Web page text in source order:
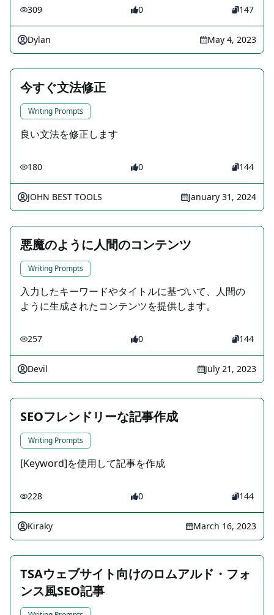
309 0 147
Dylan May 4, 2023
今すぐ文法修正
Writing Prompts
良い文法を修正します
180 0 144
JOHN BEST TOOLS January 31, 2024
悪魔のように人間のコンテンツ
Writing Prompts
入力したキーワードやタイトルに基づいて、人間の
ように生成されたコンテンツを提供します。
257 0 144
Devil July 21, 2023
SEOフレンドリーな記事作成
Writing Prompts
[Keyword]を使用して記事を作成
228 0 144
Kiraky March 16, 2023
TSAウェブサイト向けのロムアルド・フォ
ンス風SEO記事